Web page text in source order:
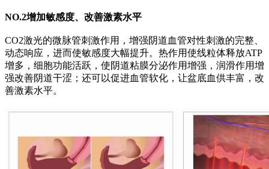
NO.2增加敏感度、改善激素水平
CO2激光的微脉管刺激作用，增强阴道血管对性刺激的完整、
动态响应，进而使敏感度大幅提升。热作用使线粒体释放ATP
增多，细胞功能活跃，使阴道粘膜分泌作用增强，润滑作用增
强改善阴道干涩；还可以促进血管软化，让盆底血供丰富，改
善激素水平。